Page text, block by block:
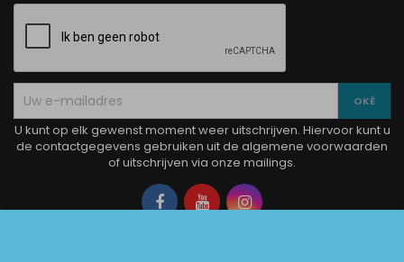
U kunt op elk gewenst moment weer uitschrijven. Hiervoor kunt u
de contactgegevens gebruiken uit de algemene voorwaarden
of uitschrijven via onze mailings.
Facebook
YouTubeInstagram